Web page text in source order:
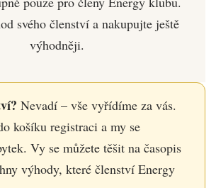
svého členství a nakupujte ještě
výhodněji.
Nevadí – vše vyřídíme za vás.
košíku registraci a my se
Vy se můžete těšit na časopis
výhody, které členství Energy